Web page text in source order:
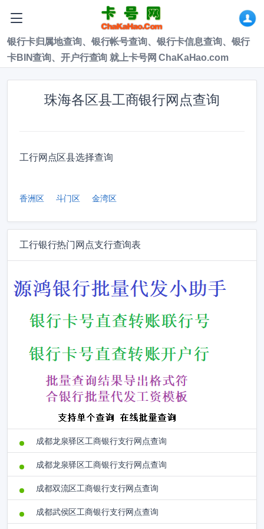
银行卡归属地查询、银行帐号查询、银行卡信息查询、银行
卡BIN查询、开户行查询 就上卡号网 ChaKaHao.com
珠海各区县工商银行网点查询
工行网点区县选择查询
香洲区 斗门区 金湾区
工行银行热门网点支行查询表
成都龙泉驿区工商银行支行网点查询
成都龙泉驿区工商银行支行网点查询
成都双流区工商银行支行网点查询
成都武侯区工商银行支行网点查询